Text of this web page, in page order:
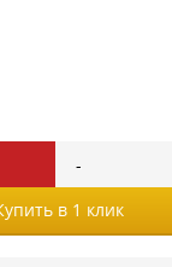
в 1 клик